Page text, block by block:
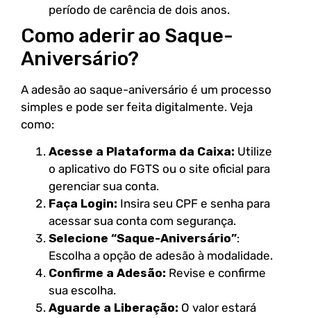
período de carência de dois anos.
Como aderir ao Saque-
Aniversário?
A adesão ao saque-aniversário é um processo
simples e pode ser feita digitalmente. Veja
como:
Acesse a Plataforma da Caixa: Utilize
o aplicativo do FGTS ou o site oficial para
gerenciar sua conta.
Faça Login: Insira seu CPF e senha para
acessar sua conta com segurança.
Selecione “Saque-Aniversário”:
Escolha a opção de adesão à modalidade.
Confirme a Adesão: Revise e confirme
sua escolha.
Aguarde a Liberação: O valor estará